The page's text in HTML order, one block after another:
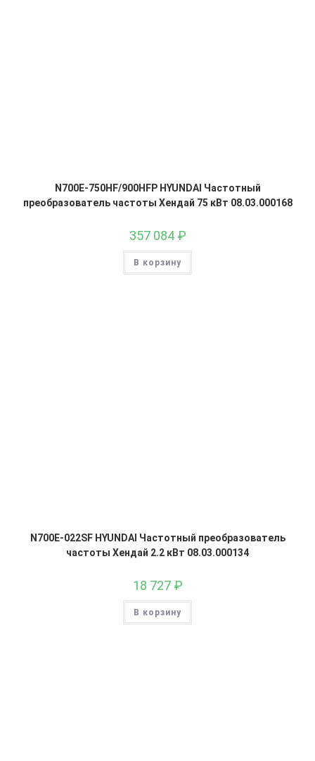
N700E-750HF/900HFP HYUNDAI Частотный
преобразователь частоты Хендай 75 кВт 08.03.000168
357 084 ₽
В корзину
N700E-022SF HYUNDAI Частотный преобразователь
частоты Хендай 2.2 кВт 08.03.000134
18 727 ₽
В корзину